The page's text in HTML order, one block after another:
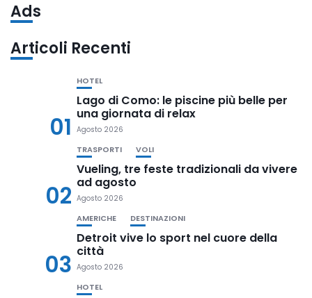
Ads
Articoli Recenti
01
HOTEL
Lago di Como: le piscine più belle per
una giornata di relax
Agosto 2026
02
TRASPORTI VOLI
Vueling, tre feste tradizionali da vivere
ad agosto
Agosto 2026
03
AMERICHE DESTINAZIONI
Detroit vive lo sport nel cuore della
città
Agosto 2026
HOTEL